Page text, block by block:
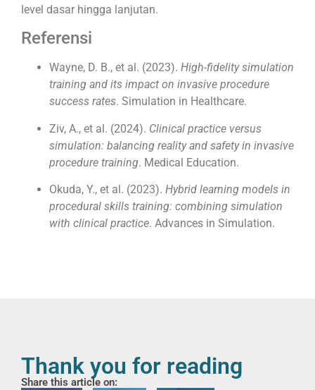
level dasar hingga lanjutan.
Referensi
Wayne, D. B., et al. (2023). High-fidelity simulation
training and its impact on invasive procedure
success rates. Simulation in Healthcare.
Ziv, A., et al. (2024). Clinical practice versus
simulation: balancing reality and safety in invasive
procedure training. Medical Education.
Okuda, Y., et al. (2023). Hybrid learning models in
procedural skills training: combining simulation
with clinical practice. Advances in Simulation.
Thank you for reading
Share this article on: